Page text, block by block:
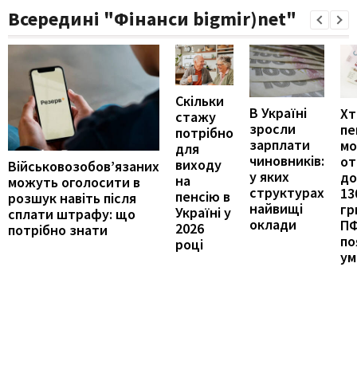
Всередині "Фінанси bigmir)net"
Військовозобов’язаних
можуть оголосити в
розшук навіть після
сплати штрафу: що
потрібно знати
Скільки
стажу
потрібно
для
виходу
на
пенсію в
Україні у
2026
році
В Україні
зросли
зарплати
чиновників:
у яких
структурах
найвищі
оклади